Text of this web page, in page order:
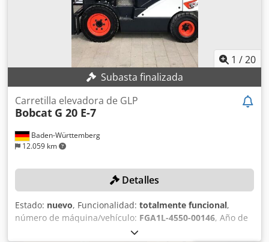
1 /20
Subasta finalizada
Baden-Württemberg
12.059 km
Carretilla elevadora de GLP
Bobcat G 20 E-7
Detalles
Estado: nuevo, Funcionalidad: totalmente funcional,
número de máquina/vehículo: FGA1L-4550-00146, Año de
, capacidad de carga: